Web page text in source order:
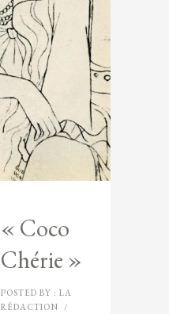
« Coco
Chérie »
POSTED BY : LA
RÉDACTION /